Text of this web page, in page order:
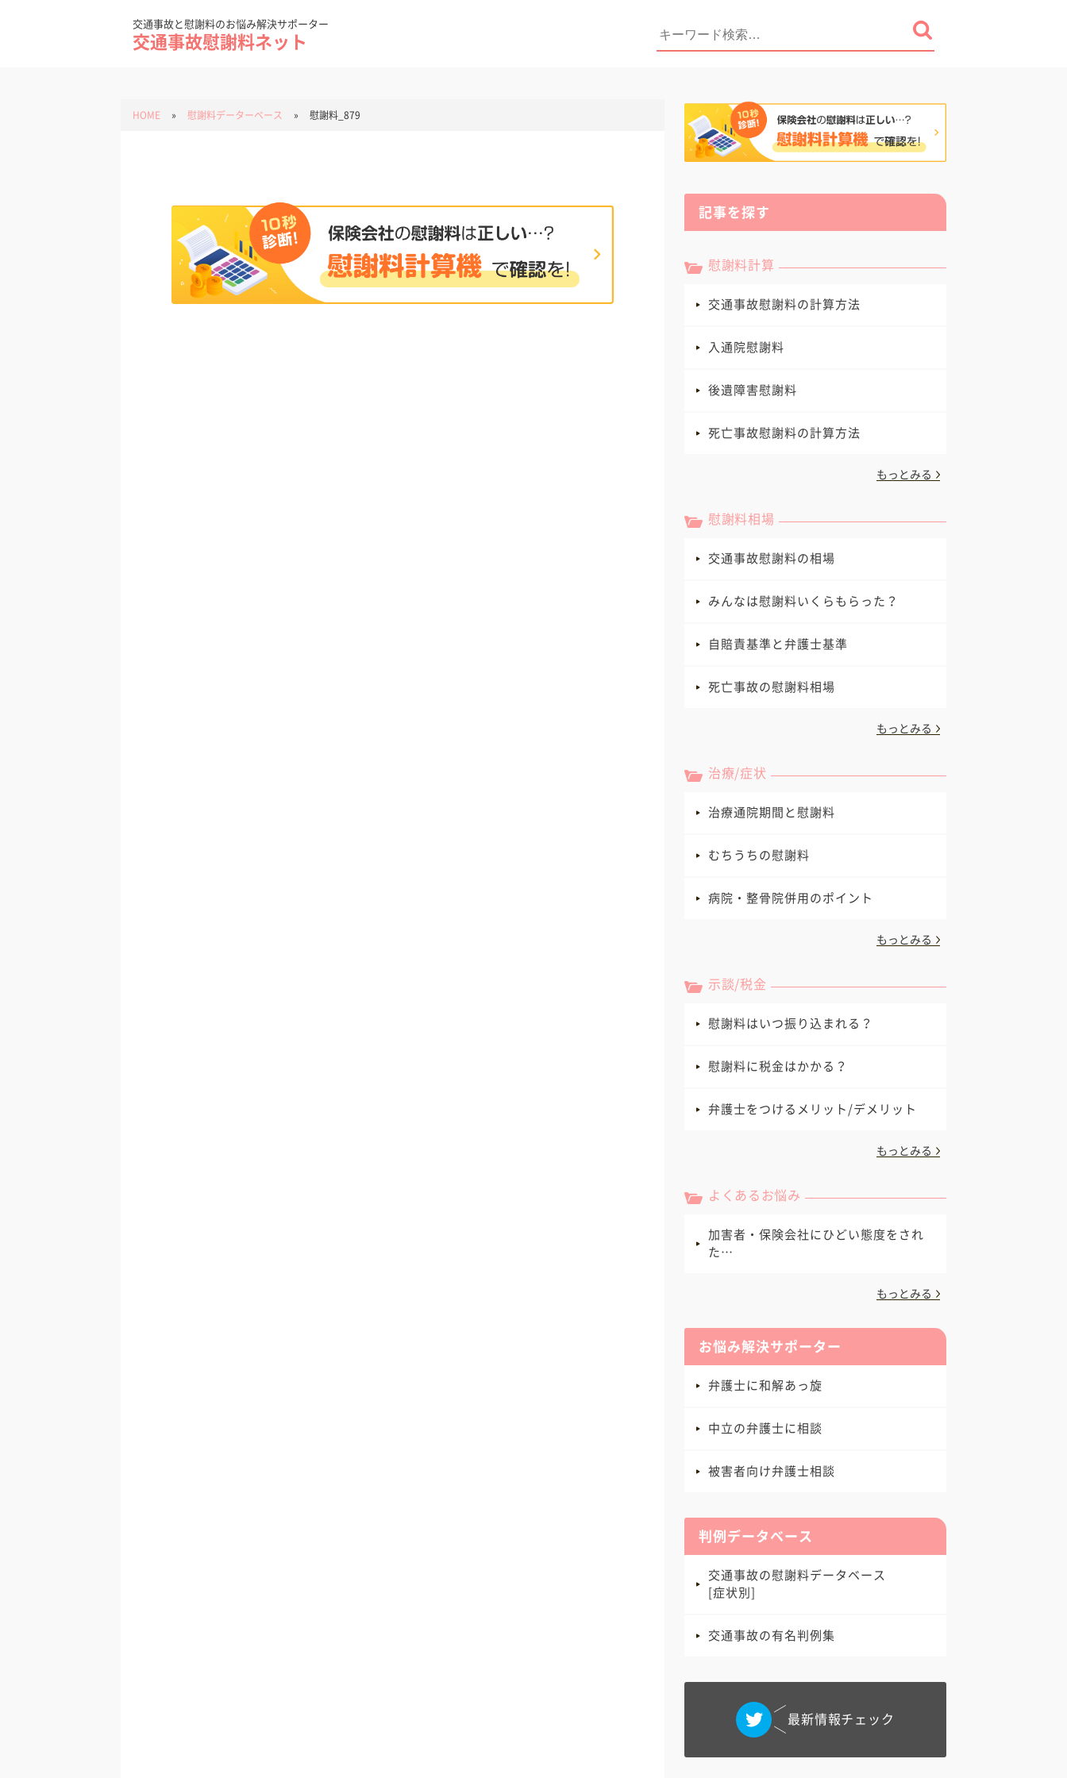
交通事故と慰謝料のお悩み解決サポーター
交通事故慰謝料ネット
HOME » 慰謝料データーベース » 慰謝料_879
記事を探す
慰謝料計算
交通事故慰謝料の計算方法
入通院慰謝料
後遺障害慰謝料
死亡事故慰謝料の計算方法
もっとみる
慰謝料相場
交通事故慰謝料の相場
みんなは慰謝料いくらもらった？
自賠責基準と弁護士基準
死亡事故の慰謝料相場
もっとみる
治療/症状
治療通院期間と慰謝料
むちうちの慰謝料
病院・整骨院併用のポイント
もっとみる
示談/税金
慰謝料はいつ振り込まれる？
慰謝料に税金はかかる？
弁護士をつけるメリット/デメリット
もっとみる
よくあるお悩み
加害者・保険会社にひどい態度をされ
た…
もっとみる
お悩み解決サポーター
弁護士に和解あっ旋
中立の弁護士に相談
被害者向け弁護士相談
判例データベース
交通事故の慰謝料データベース
[症状別]
交通事故の有名判例集
最新情報チェック